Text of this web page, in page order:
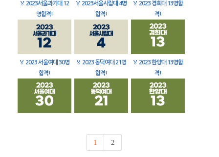
🏅 2023서울과기대 12
명합격!
🏅 2023서울시립대 4명
합격!
🏅 2023 경희대 13명합
격!
🏅 2023 서울여대 30명
합격!
🏅 2023 동덕여대 21명
합격!
🏅 2023 한양대 13명합
격!
1 2